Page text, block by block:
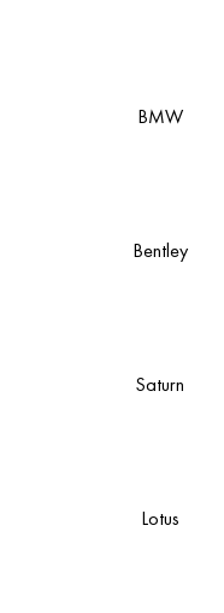
BMW
Bentley
Saturn
Lotus